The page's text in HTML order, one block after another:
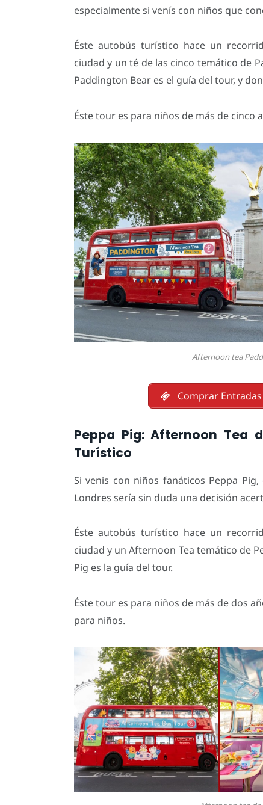
especialmente si venís con niños que
Éste autobús turístico hace un
ciudad y un té de las cinco temático de
Paddington Bear es el guía del tour, y
Éste tour es para niños de más de cinco
Afternoon tea
Comprar
Peppa Pig: Afternoon Tea
Turístico
Si venis con niños fanáticos Peppa
Londres sería sin duda una decisión
Éste autobús turístico hace un
ciudad y un Afternoon Tea temático de
Pig es la guía del tour.
Éste tour es para niños de más de dos
para niños.